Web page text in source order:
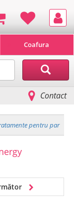
Coafura
Contact
pentru par